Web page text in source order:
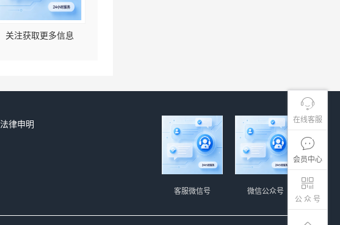
在线客服
会员中心
公 众 号
关注获取更多信息
法律申明
微信公众号
客服微信号